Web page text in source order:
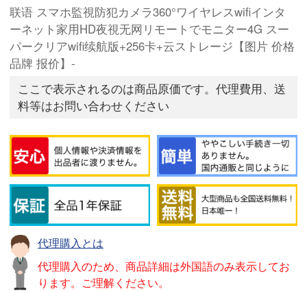
联语 スマホ監視防犯カメラ360°ワイヤレスwifiインタ
ーネット家用HD夜視无网リモートでモニター4G スー
パークリアwifi续航版+256卡+云ストレージ【图片 价格
品牌 报价】-
ここで表示されるのは商品原価です。代理費用、送
料等はお問い合わせください
代理購入とは
代理購入のため、商品詳細は外国語のみ表示してお
ります。ご理解ください。